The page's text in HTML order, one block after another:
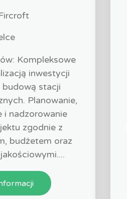
Kompleksowe
inwestycji
budową stacji
Planowanie,
i nadzorowanie
zgodnie z
budżetem oraz